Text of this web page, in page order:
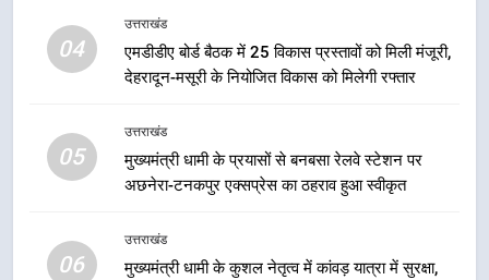
04
उत्तराखंड
एमडीडीए बोर्ड बैठक में 25 विकास प्रस्तावों को मिली मंजूरी,
देहरादून-मसूरी के नियोजित विकास को मिलेगी रफ्तार
05
उत्तराखंड
मुख्यमंत्री धामी के प्रयासों से बनबसा रेलवे स्टेशन पर
अछनेरा-टनकपुर एक्सप्रेस का ठहराव हुआ स्वीकृत
06
उत्तराखंड
मुख्यमंत्री धामी के कुशल नेतृत्व में कांवड़ यात्रा में सुरक्षा,
केंद्रीय मंत्री अजय टम्टा और मुख्यमंत्री
धामी की बैठक, सड़क परियोजनाओं पर
4
एमडीडीए बोर्ड बैठक में 25 विकास प्रस्तावों